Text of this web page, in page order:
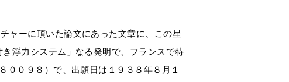
ャーに頂いた論文にあった文章に、この星
浮力システム」なる発明で、フランスで特
０９８）で、出願日は１９３８年８月１